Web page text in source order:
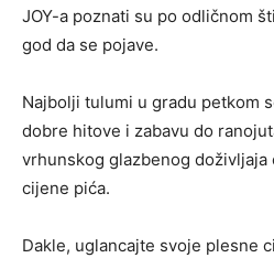
JOY-a poznati su po odličnom
god da se pojave.
Najbolji tulumi u gradu petkom
dobre hitove i zabavu do
vrhunskog glazbenog
cijene pića.
Dakle, uglancajte svoje plesne